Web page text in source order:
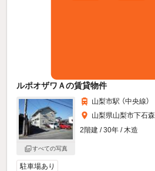
ルポオザワＡの賃貸物件
すべての写真
山梨市駅 （中央線）
山梨県山梨市下石森
2階建 / 30年 / 木造
駐車場あり